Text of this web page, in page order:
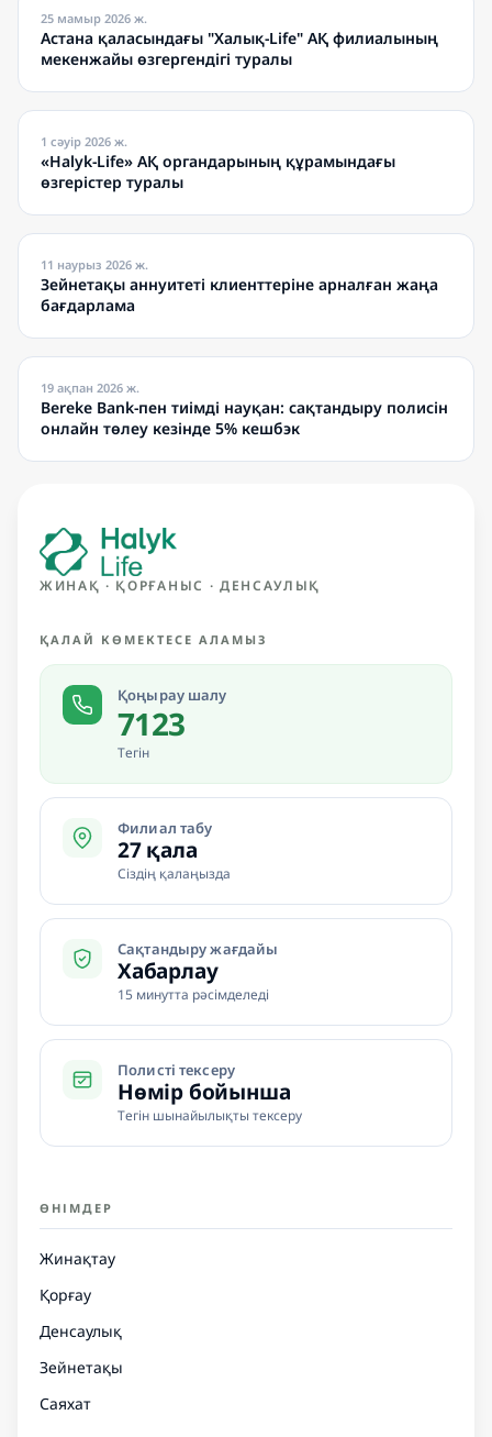
25 мамыр 2026 ж.
Астана қаласындағы "Халық-Life" АҚ филиалының
мекенжайы өзгергендігі туралы
1 сәуір 2026 ж.
«Halyk-Life» АҚ органдарының құрамындағы
өзгерістер туралы
11 наурыз 2026 ж.
Зейнетақы аннуитеті клиенттеріне арналған жаңа
бағдарлама
19 ақпан 2026 ж.
Bereke Bank-пен тиімді науқан: сақтандыру полисін
онлайн төлеу кезінде 5% кешбэк
ЖИНАҚ · ҚОРҒАНЫС · ДЕНСАУЛЫҚ
ҚАЛАЙ КӨМЕКТЕСЕ АЛАМЫЗ
Қоңырау шалу
7123
Тегін
Филиал табу
27 қала
Сіздің қалаңызда
Сақтандыру жағдайы
Хабарлау
15 минутта рәсімделеді
Полисті тексеру
Нөмір бойынша
Тегін шынайылықты тексеру
ӨНІМДЕР
Жинақтау
Қорғау
Денсаулық
Зейнетақы
Саяхат